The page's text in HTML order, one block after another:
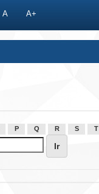
A A+
P Q R S T